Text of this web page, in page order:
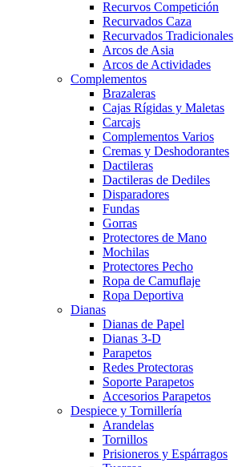
Recurvos Competición
Recurvados Caza
Recurvados Tradicionales
Arcos de Asia
Arcos de Actividades
Complementos
Brazaleras
Cajas Rígidas y Maletas
Carcajs
Complementos Varios
Cremas y Deshodorantes
Dactileras
Dactileras de Dediles
Disparadores
Fundas
Gorras
Protectores de Mano
Mochilas
Protectores Pecho
Ropa de Camuflaje
Ropa Deportiva
Dianas
Dianas de Papel
Dianas 3-D
Parapetos
Redes Protectoras
Soporte Parapetos
Accesorios Parapetos
Despiece y Tornillería
Arandelas
Tornillos
Prisioneros y Espárragos